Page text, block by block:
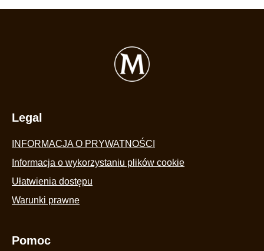
Legal
INFORMACJA O PRYWATNOŚCI
Informacja o wykorzystaniu plików cookie
Ułatwienia dostępu
Warunki prawne
Pomoc